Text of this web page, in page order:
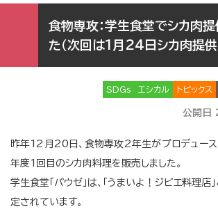
食物専攻：学生食堂でシカ肉提
た（次回は1月24日シカ肉提供
SDGs エシカル トピックス
公開日
昨年12月20日、食物専攻2年生がプロデュース
年度1回目のシカ肉料理を販売しました。
学生食堂「パウゼ」は、「うまいよ！ジビエ料理店
定されています。